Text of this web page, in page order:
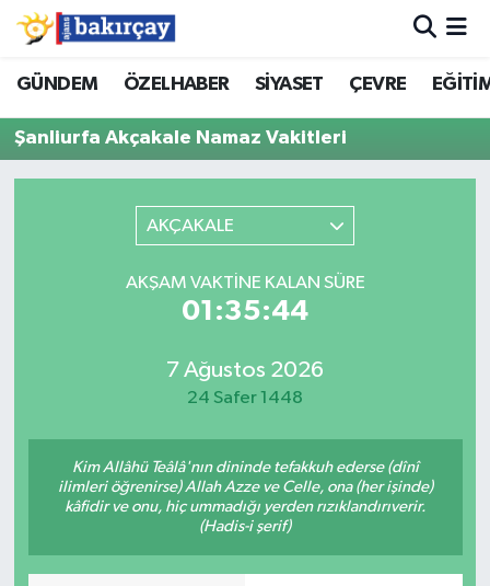
GÜNDEM ÖZELHABER SİYASET ÇEVRE
Şanliurfa Akçakale Namaz Vakitleri
AKÇAKALE
AKŞAM VAKTINE KALAN SÜRE
01:35:44
7 Ağustos 2026
24 Safer 1448
Kim Allâhü Teâlâ'nın dininde tefakkuh ederse (dînî
ilimleri öğrenirse) Allah Azze ve Celle, ona (her işinde)
kâfidir ve onu, hiç ummadığı yerden rızıklandırıverir.
(Hadis-i şerif)
İzmir Nöbetçi Eczaneler
İzmir Hava Durumu
İzmir Trafik Yoğunluk Haritası
Süper Lig Puan Durumu ve Fikstür
Tüm Manşetler
Haber Arşivi